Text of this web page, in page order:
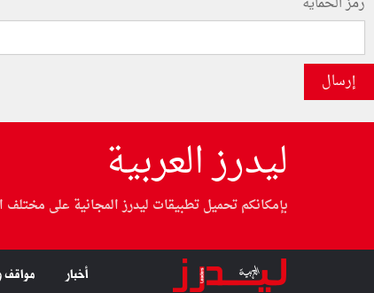
إرسال
ليدرز العربية
بإمكانكم تحميل تطبيقات ليدرز المجانية على مختلف
أخبار مواقف